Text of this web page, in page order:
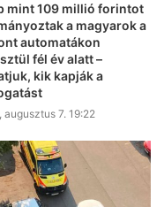
mint 109 millió forintot
a magyarok a
automatákon
fél év alatt –
kik kapják a
augusztus 7. 19:22